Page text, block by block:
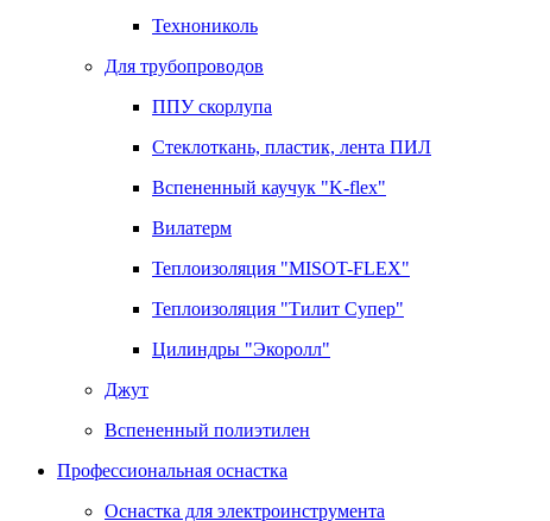
Технониколь
Для трубопроводов
ППУ скорлупа
Стеклоткань, пластик, лента ПИЛ
Вспененный каучук "K-flex"
Вилатерм
Теплоизоляция "MISOT-FLEX"
Теплоизоляция "Тилит Супер"
Цилиндры "Экоролл"
Джут
Вспененный полиэтилен
Профессиональная оснастка
Оснастка для электроинструмента